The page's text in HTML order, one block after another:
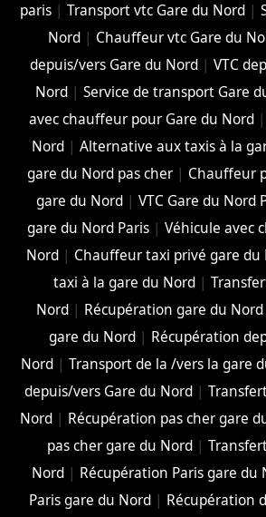
paris| Transport vtc Gare du Nord|
Nord| Chauffeur vtc Gare du
depuis/vers Gare du Nord |VTC
Nord| Service de transport Gare
avec chauffeur pour Gare du Nord|
Nord| Alternative aux taxis à la
gare du Nord pas cher| Chauffeur
gare du Nord| VTC Gare du Nord
gare du Nord Paris |Véhicule avec
Nord | Chauffeur taxi privé gare du
taxi à la gare du Nord|
Nord| Récupération gare du Nord
gare du Nord| Récupération
Nord| Transport de la /vers la gare
depuis/vers Gare du Nord|
Nord | Récupération pas cher gare
pas cher gare du Nord |
Nord | Récupération Paris gare du
Paris gare du Nord| Récupération